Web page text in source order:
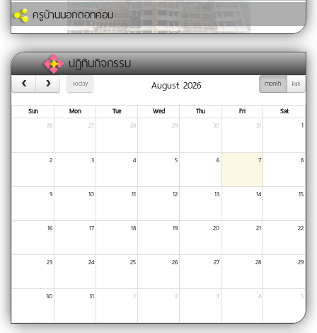
ครูบ้านนอกดอทคอม
ปฏิทินกิจกรรม
today month list
August 2026
Sun Mon Tue Wed Thu Fri
Sat
26
27 28 29 30 31 1
2 3 4 5 6 7 8
9 10 11 12 13 14 15
16 17 18 19 20 21 22
23 24 25 26 27 28 29
30 31 1 2 3 4 5